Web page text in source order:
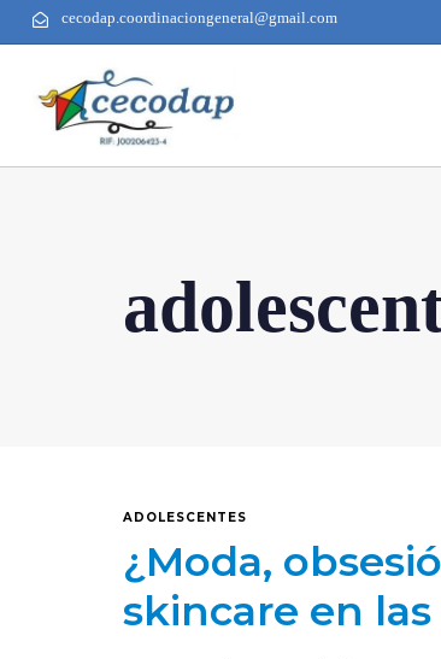
cecodap.coordinaciongeneral@gmail.com
ADOLESCENTES
¿Moda,
skincare en